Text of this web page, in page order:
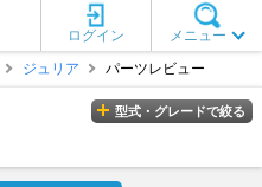
メニュー
ログイン
ジュリア パーツレビュー
型式・グレードで絞る